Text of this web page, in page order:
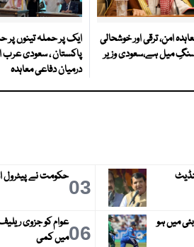
امن، ترقی اور خوشحالی
میل ہے،سعودی وزیر
ایک پر حملہ تینوں پر
پاکستان ، سعودی عرب
درمیان دفاعی معاہدہ
03حکومت نے پیٹرول
دبئی میں ہو
06عوام کو جزوی
میں کمی